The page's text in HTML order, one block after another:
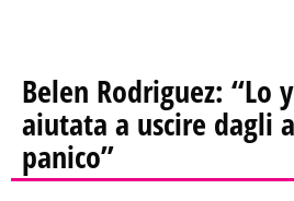
Belen Rodriguez: “Lo
aiutata a uscire dagli
panico”